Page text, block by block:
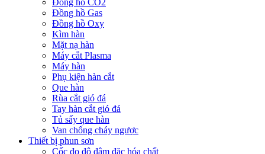
Đồng hồ Gas
Đồng hồ Oxy
Kìm hàn
Mặt nạ hàn
Máy cắt Plasma
Máy hàn
Phụ kiện hàn cắt
Que hàn
Rùa cắt gió đá
Tay hàn cắt gió đá
Tủ sấy que hàn
Van chống cháy ngược
Thiết bị phun sơn
Cốc đo độ đậm đặc hóa chất